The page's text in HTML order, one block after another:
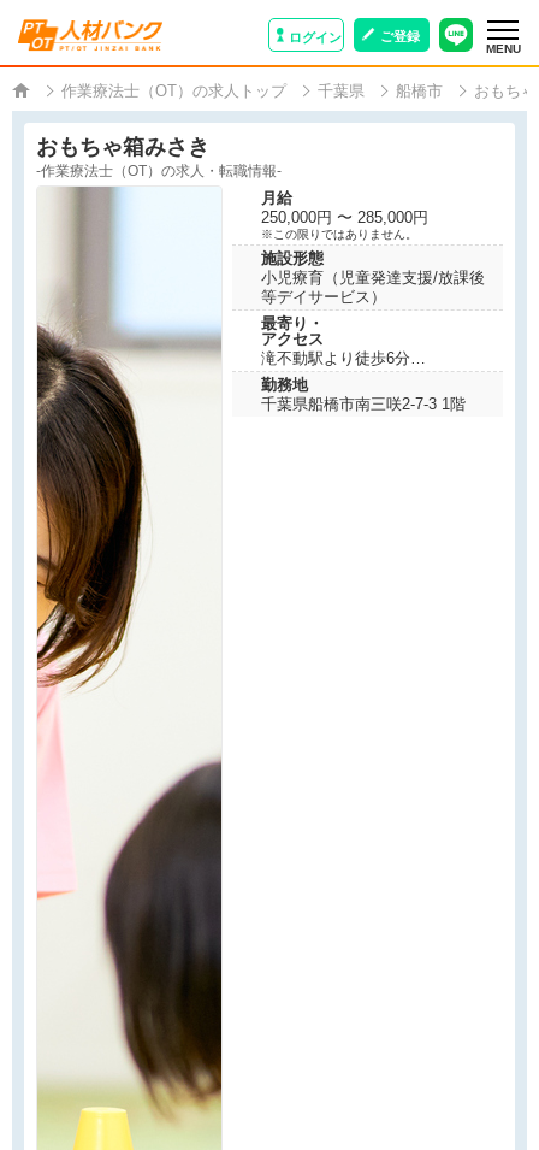
ログイン ご登録
MENU
作業療法士（OT）の求人トップ 千葉県 船橋市 おもち
おもちゃ箱みさき
-作業療法士（OT）の求人・転職情報-
月給
250,000円 〜 285,000円
※この限りではありません。
施設形態
小児療育（児童発達支援/放課後
等デイサービス）
最寄り・
アクセス
滝不動駅より徒歩6分
勤務地
千葉県船橋市南三咲2-7-3 1階